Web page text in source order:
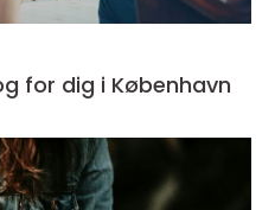
for dig i København